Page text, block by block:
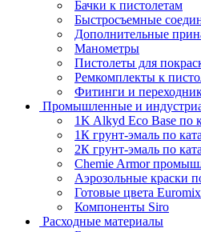
Бачки к пистолетам
Быстросъемные
Дополнительные
Манометры
Пистолеты для
Ремкомплекты к
Фитинги и
Промышленные и
1K Alkyd Eco Base по
1К грунт-эмаль по
2К грунт-эмаль по
Chemie Armor
Аэрозольные краски
Готовые цвета Euromix
Компоненты Siro
Расходные материалы